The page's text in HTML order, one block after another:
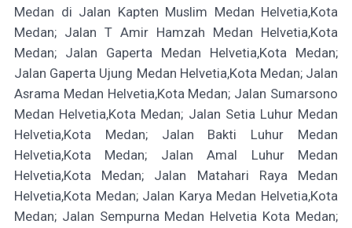
Medan di Jalan Kapten Muslim Medan Helvetia,Kota
Medan; Jalan T Amir Hamzah Medan Helvetia,Kota
Medan; Jalan Gaperta Medan Helvetia,Kota Medan;
Jalan Gaperta Ujung Medan Helvetia,Kota Medan; Jalan
Asrama Medan Helvetia,Kota Medan; Jalan Sumarsono
Medan Helvetia,Kota Medan; Jalan Setia Luhur Medan
Helvetia,Kota Medan; Jalan Bakti Luhur Medan
Helvetia,Kota Medan; Jalan Amal Luhur Medan
Helvetia,Kota Medan; Jalan Matahari Raya Medan
Helvetia,Kota Medan; Jalan Karya Medan Helvetia,Kota
Medan; Jalan Sempurna Medan Helvetia Kota Medan;